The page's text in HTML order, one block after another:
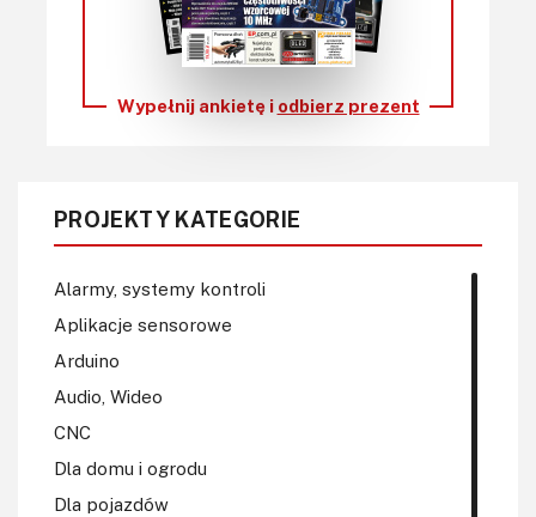
Wypełnij ankietę i odbierz prezent
PROJEKTY KATEGORIE
Alarmy, systemy kontroli
Aplikacje sensorowe
Arduino
Audio, Wideo
CNC
Dla domu i ogrodu
Dla pojazdów